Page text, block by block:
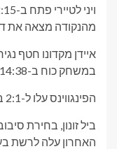
מהנקודה מצאה את
במשחק כוח ב-14:38 מהראשון כשמייקל פזטה הגיש קטין.
הפינגווינס עלו ל-2:1 ב-2:04 מהשני.
האחרון עלה לרשת